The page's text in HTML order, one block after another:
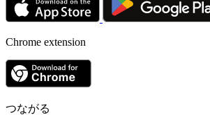
Chrome extension
つながる